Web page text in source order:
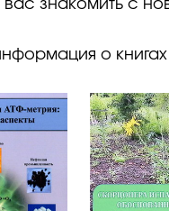
знакомить с
о книгах